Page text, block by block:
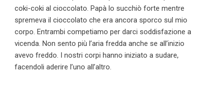
coki-coki al cioccolato. Papà lo succhiò forte mentre
spremeva il cioccolato che era ancora sporco sul mio
corpo. Entrambi competiamo per darci soddisfazione a
vicenda. Non sento più l’aria fredda anche se all’inizio
avevo freddo. I nostri corpi hanno iniziato a sudare,
facendoli aderire l’uno all’altro.